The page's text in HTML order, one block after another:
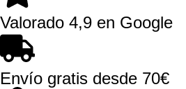
Valorado 4,9 en Google
Envío gratis desde 70€